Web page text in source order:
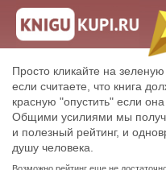
Просто кликайте на
если считаете, что книга
красную "опустить" если
Общими усилиями мы
и полезный рейтинг, и
душу человека.